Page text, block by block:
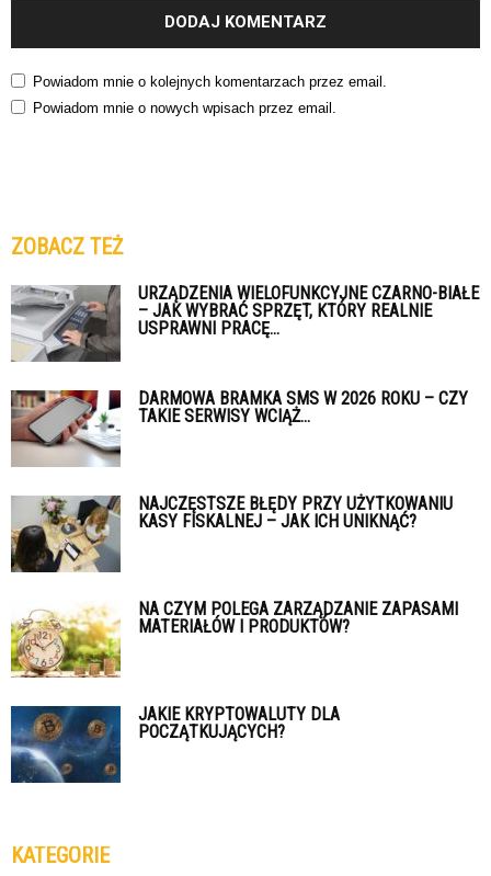
Powiadom mnie o kolejnych komentarzach przez email.
Powiadom mnie o nowych wpisach przez email.
ZOBACZ TEŻ
URZĄDZENIA WIELOFUNKCYJNE CZARNO-BIAŁE
– JAK WYBRAĆ SPRZĘT, KTÓRY REALNIE
USPRAWNI PRACĘ...
DARMOWA BRAMKA SMS W 2026 ROKU – CZY
TAKIE SERWISY WCIĄŻ...
NAJCZĘSTSZE BŁĘDY PRZY UŻYTKOWANIU
KASY FISKALNEJ – JAK ICH UNIKNĄĆ?
NA CZYM POLEGA ZARZĄDZANIE ZAPASAMI
MATERIAŁÓW I PRODUKTÓW?
JAKIE KRYPTOWALUTY DLA
POCZĄTKUJĄCYCH?
KATEGORIE